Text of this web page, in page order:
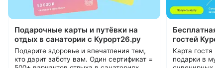
Спокойная программа развлечений: концерты,
вечера танцев. Работает библиотека. Здоровое
движение: занятия ЛФК, тренажерный зал,
спортивные площадки, прогулки по терренкурам
Собственное отделение функциональной
Подарочные карты и путёвки на
отдых в санатории с Курорт26.ру
Подарите здоровье и впечатления тем,
кто дарит заботу вам. Один сертификат =
Бесплатная
гостей
15000 ₽
Карта гостя
подарки в